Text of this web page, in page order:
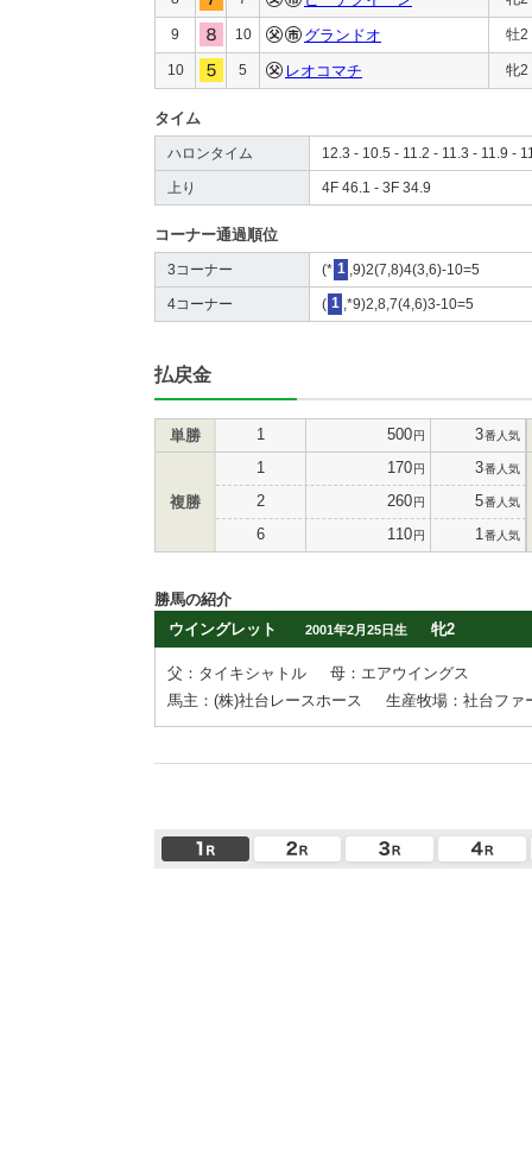
9 10 グランドオ 牡2
10 5 レオコマチ 牝2
タイム
ハロンタイム 12.3 - 10.5 - 11.2 - 11.3 - 11.9 -
上り 4F 46.1 - 3F 34.9
コーナー通過順位
3コーナー (* 1 ,9)2(7,8)4(3,6)-10=5
4コーナー ( 1 ,*9)2,8,7(4,6)3-10=5
払戻金
単勝 1 500円 3番人気
複勝
1 170円 3番人気
2 260円 5番人気
6 110円 1 番人気
勝馬の紹介
ウイングレット
2001年2月25日生 牝2
父：タイキシャトル
母：エアウイングス
馬主：(株)社台レースホース
生産牧場：社台ファ